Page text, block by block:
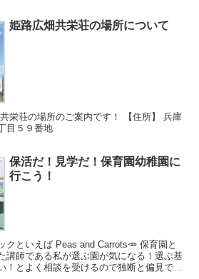
姫路広畑共栄荘の場所について
栄荘の場所のご案内です！ 【住所】 兵庫
目５９番地
保活だ！見学だ！保育園幼稚園に
行こう！
クといえば Peas and Carrots🥕 保育園と
講師である私が選ぶ園が気になる！選ぶ基
！とよく相談を受けるので独断と偏見で我